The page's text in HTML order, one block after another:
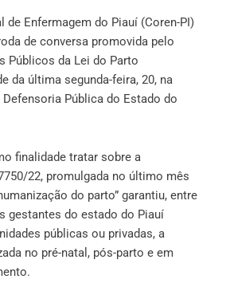
de Enfermagem do Piauí (Coren-PI)
de conversa promovida pelo
Públicos da Lei do Parto
da última segunda-feira, 20, na
Pública do Estado do
finalidade tratar sobre a
22, promulgada no último mês
do parto” garantiu, entre
gestantes do estado do Piauí
públicas ou privadas, a
no pré-natal, pós-parto e em